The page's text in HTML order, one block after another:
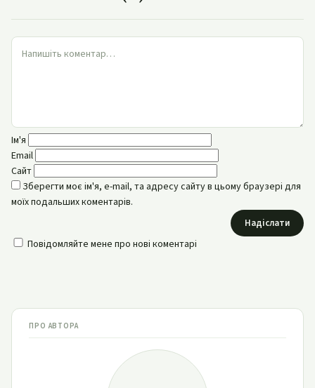
Ім'я
Email
Сайт
Зберегти моє ім'я, e-mail, та адресу сайту в цьому браузері для
моїх подальших коментарів.
Надіслати
Повідомляйте мене про нові коментарі
ПРО АВТОРА